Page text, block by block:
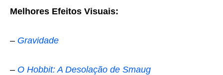
Melhores Efeitos Visuais:
– Gravidade
– O Hobbit: A Desolação de Smaug